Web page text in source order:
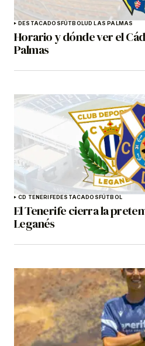
DESTACADOSFÚTBOLUD LAS PALMAS
Horario y dónde ver el
Palmas
CD TENERIFEDESTACADOSFÚTBOL
El Tenerife cierra la
Leganés